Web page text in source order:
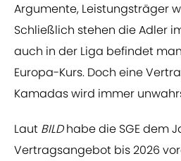
Argumente, Leistungsträger
Schließlich stehen die Adler
auch in der Liga befindet
Europa-Kurs. Doch eine
Kamadas wird immer
Laut BILDhabe die SGE dem
Vertragsangebot bis 2026